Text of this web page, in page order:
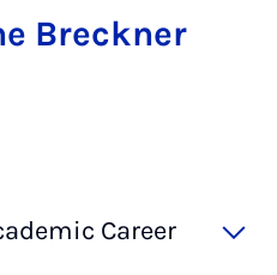
Breckner
Career